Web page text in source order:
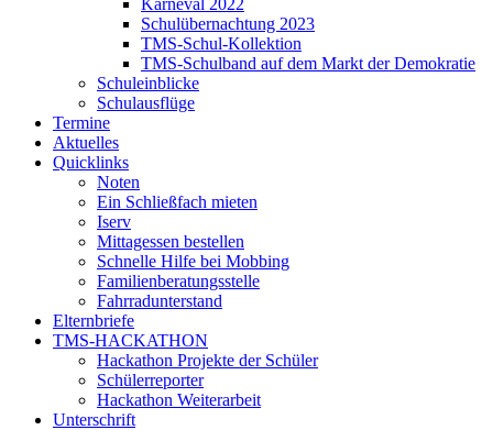
Schulübernachtung 2023
TMS-Schul-Kollektion
TMS-Schulband auf dem Markt der Demokratie
Schuleinblicke
Schulausflüge
Termine
Aktuelles
Quicklinks
Noten
Ein Schließfach mieten
Iserv
Mittagessen bestellen
Schnelle Hilfe bei Mobbing
Familienberatungsstelle
Fahrradunterstand
Elternbriefe
TMS-HACKATHON
Hackathon Projekte der Schüler
Schülerreporter
Hackathon Weiterarbeit
Unterschrift